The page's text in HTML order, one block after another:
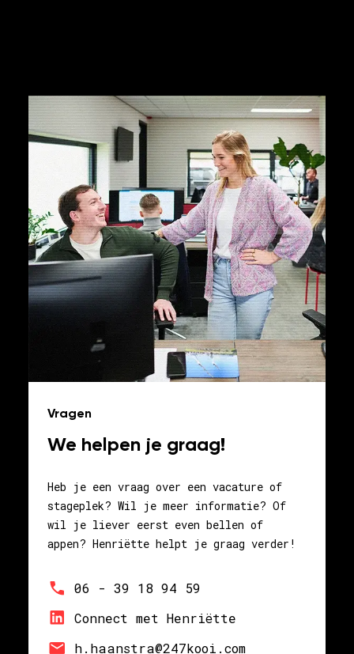
Vragen
We helpen je graag!
Heb je een vraag over een vacature of
stageplek? Wil je meer informatie? Of
wil je liever eerst even bellen of
appen? Henriëtte helpt je graag verder!
06 - 39 18 94 59
Connect met Henriëtte
h.haanstra@247kooi.com